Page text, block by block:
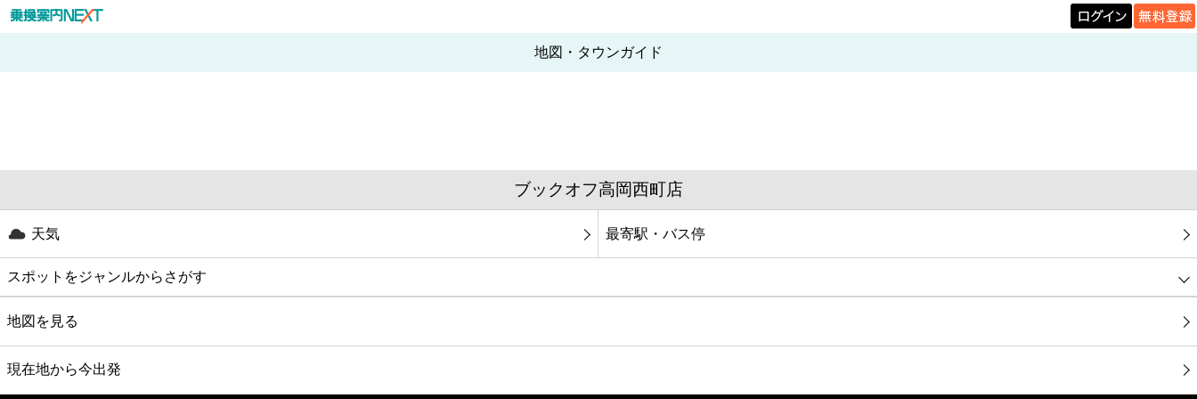
地図・タウンガイド
ブックオフ高岡西町店
天気 最寄駅・バス停
スポットをジャンルからさがす
グルメ
映画
地図を見る
現在地から今出発